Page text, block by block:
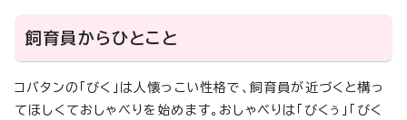
飼育員からひとこと
コバタンの「びく」は人懐っこい性格で、飼育員が近づくと構っ
てほしくておしゃべりを始めます。おしゃべりは「びくぅ」「びく